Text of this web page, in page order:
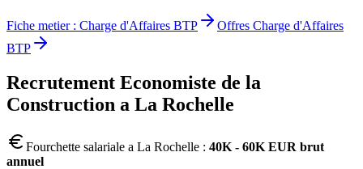
Fiche metier : Charge d'Affaires BTP Offres Charge d'Affaires
BTP
Recrutement Economiste de la
Construction a La Rochelle
Fourchette salariale a La Rochelle : 40K - 60K EUR brut
annuel